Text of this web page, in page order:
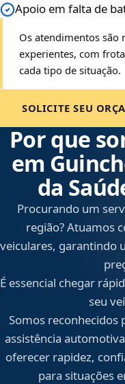
Apoio em falta de
Os atendimentos são
experientes, com
cada tipo de situação.
SOLICITE SEU
Por que
em
da
Procurando um
região? Atuamos
veiculares, garantindo
É essencial chegar
seu
Somos reconhecidos
assistência
oferecer rapidez,
para situações